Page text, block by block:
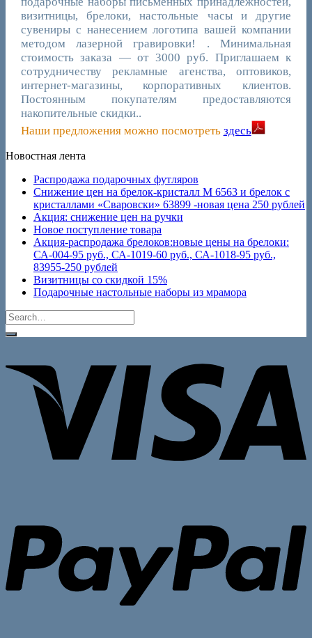
визитницы, брелоки, настольные часы и другие
сувениры с нанесением логотипа вашей компании
методом лазерной гравировки! . Минимальная
стоимость заказа — от 3000 руб. Приглашаем к
сотрудничеству рекламные агенства, оптовиков,
интернет-магазины, корпоративных клиентов.
Постоянным покупателям предоставляются
накопительные скидки..
Наши предложения можно посмотреть здесь
Новостная лента
Распродажа подарочных футляров
Снижение цен на брелок-кристалл M 6563 и брелок с
кристаллами «Сваровски» 63899 -новая цена 250 рублей
Акция: снижение цен на ручки
Новое поступление товара
Акция-распродажа брелоков:новые цены на брелоки:
СА-004-95 руб., СА-1019-60 руб., СА-1018-95 руб.,
83955-250 рублей
Визитницы со скидкой 15%
Подарочные настольные наборы из мрамора